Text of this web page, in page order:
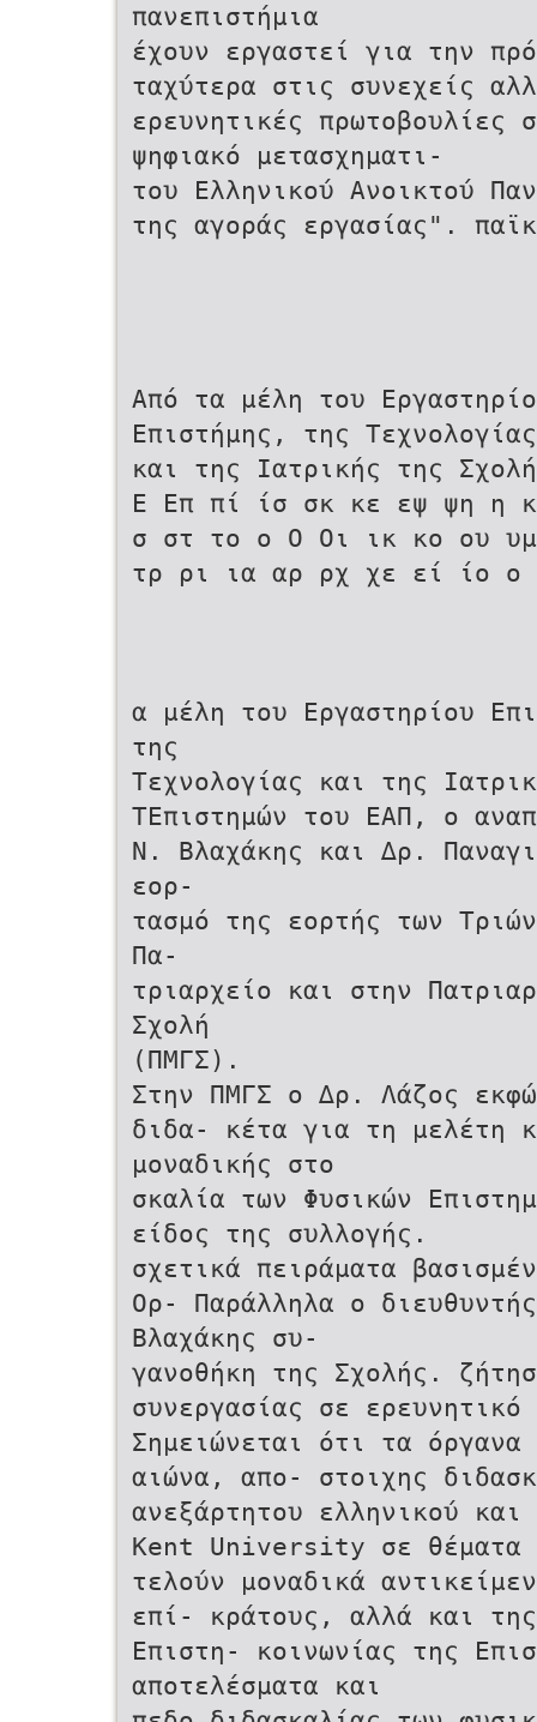
πανεπιστήµια
έχουν εργαστεί για την
ταχύτερα στις συνεχείς
ερευνητικές
ψηφιακό µετασχηµατι-
του Ελληνικού Ανοικτού
της αγοράς εργασίας".
Από τα µέλη του
Επιστήµης, της Τεχνολογίας
και της Ιατρικής της
Ε Επ πί ίσ σκ κε εψ ψη η
σ στ το ο Ο Οι ικ κο ου
τρ ρι ια αρ ρχ χε εί ίο ο
α µέλη του Εργαστηρίου
της
Τεχνολογίας και της
ΤΕπιστηµών του ΕΑΠ, ο
Ν. Βλαχάκης και ∆ρ.
εορ-
τασµό της εορτής των
Πα-
τριαρχείο και στην
Σχολή
(ΠΜΓΣ).
Στην ΠΜΓΣ ο ∆ρ. Λάζος
διδα- κέτα για τη µελέτη
µοναδικής στο
σκαλία των Φυσικών
είδος της συλλογής.
σχετικά πειράµατα
Ορ- Παράλληλα ο
Βλαχάκης συ-
γανοθήκη της Σχολής.
συνεργασίας σε ερευνητικό
Σηµειώνεται ότι τα
αιώνα, απο- στοιχης
ανεξάρτητου ελληνικού
Kent University σε θέµατα
τελούν µοναδικά
επί- κράτους, αλλά και
Επιστη- κοινωνίας της
αποτελέσµατα και